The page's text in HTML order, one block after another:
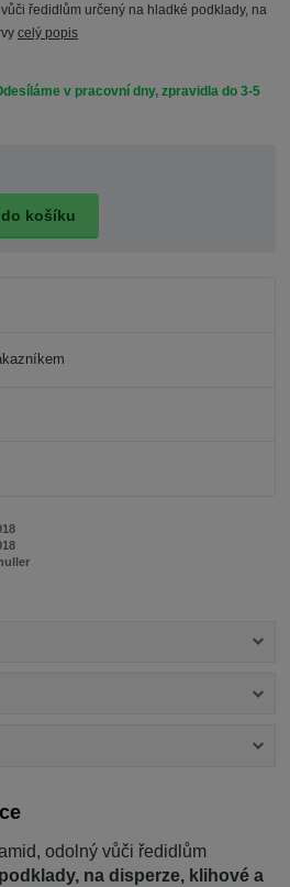
ředidlům určený na hladké podklady, na
celý popis
v pracovní dny, zpravidla do 3-5
košíku
odolný vůči ředidlům
na disperze, klihové a